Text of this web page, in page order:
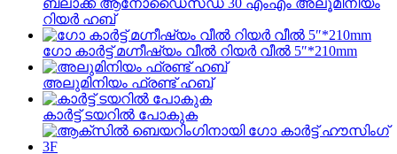
ബ്ലാക്ക് ആനോഡൈസ്ഡ് 30 എംഎം അലൂമിനിയം
റിയർ ഹബ്
ഗോ കാർട്ട് മഗ്നീഷ്യം വീൽ റിയർ വീൽ 5″*210mm
അലുമിനിയം ഫ്രണ്ട് ഹബ്
കാർട്ട് ടയറിൽ പോകുക